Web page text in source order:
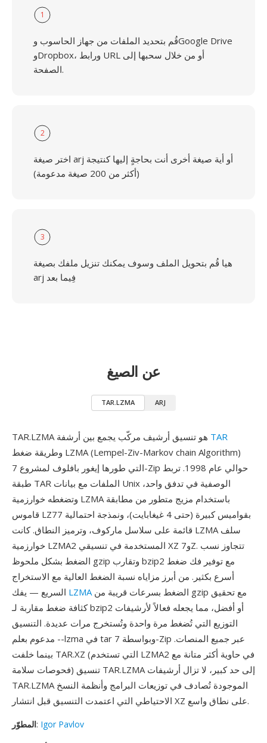
1
قُم بتحديد الملفات من جهاز الحاسوب وGoogle Drive
وDropbox، ورابط URL أو من خلال سحبها إلى
الصفحة.
2
اختر صيغة arj أو أية صيغة أخرى أنت بحاجةٍ إليها كنتيجة
(أكثر من 200 صيغة مدعومة)
3
هيا قُم بتحويل الملف وسوف يمكنك تنزيل ملفك بصيغة
arj فِيما بعد
عن الصيغ
TAR.LZMA ARJ
TAR
وطريقة ضغط LZMA (Lempel-Ziv-Markov chain Algorithm)
التي طورها إيغور بافلوف لمشروع 7-Zip حوالي عام 1998. تربط
طبقة TAR الملفات مع بيانات Unix الوصفية في تدفق واحد،
وتضغطه خوارزمية LZMA باستخدام مزيج متطور من مطابقة
قاموس LZ77 بقواميس كبيرة (حتى 4 غيغابايت)، ونمذجة احتمالية
قائمة على سلاسل ماركوف، وترميز النطاق. كانت LZMA سلف
خوارزمية LZMA2 المستخدمة في تنسيقي XZ و7Z. تتجاوز نسب
الضغط بشكل ملحوظ gzip وتقارب bzip2 مع توفير فك ضغط
أسرع بكثير. من أبرز مزاياه نسبة الضغط العالية مع الاستخراج
LZMAالضغط بسرعات قريبة من gzip مع تحقيق
كثافة ضغط مقاربة لـ bzip2 أو أفضل، مما يجعله فعالاً لأرشيفات
التوزيع التي تُضغط مرة واحدة وتُستخرج مرات عديدة. التنسيق
مدعوم بعلم --lzma في tar وبواسطة 7-Zip عبر جميع المنصات.
بينما خلفت TAR.XZ (التي تستخدم LZMA2 في حاوية أكثر متانة مع
فحوصات سلامة) تنسيق TAR.LZMA إلى حد كبير، لا تزال أرشيفات
TAR.LZMA الموجودة تُصادف في توزيعات البرامج وأنظمة النسخ
الاحتياطي التي اعتمدت التنسيق قبل انتشار XZ على نطاق واسع.
المطوّر: Igor Pavlov